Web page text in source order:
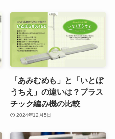
「あみむめも」と「いとぼ
うちえ」の違いは？プラス
チック編み機の比較
2024年12月5日